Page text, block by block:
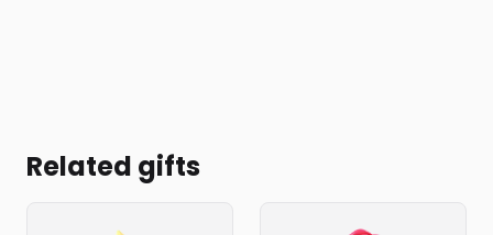
Related gifts